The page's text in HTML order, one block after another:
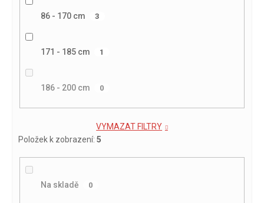
Na skladě 0
86 - 170 cm 3
171 - 185 cm 1
186 - 200 cm 0
VYMAZAT FILTRY
Položek k zobrazení: 5